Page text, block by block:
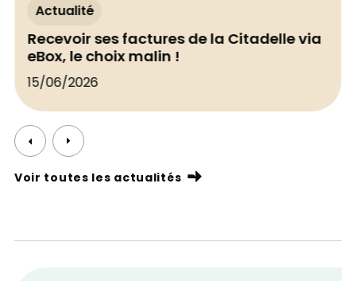
Actualité
Recevoir ses factures de la Citadelle via
eBox, le choix malin !
15/06/2026
Voir toutes les actualités